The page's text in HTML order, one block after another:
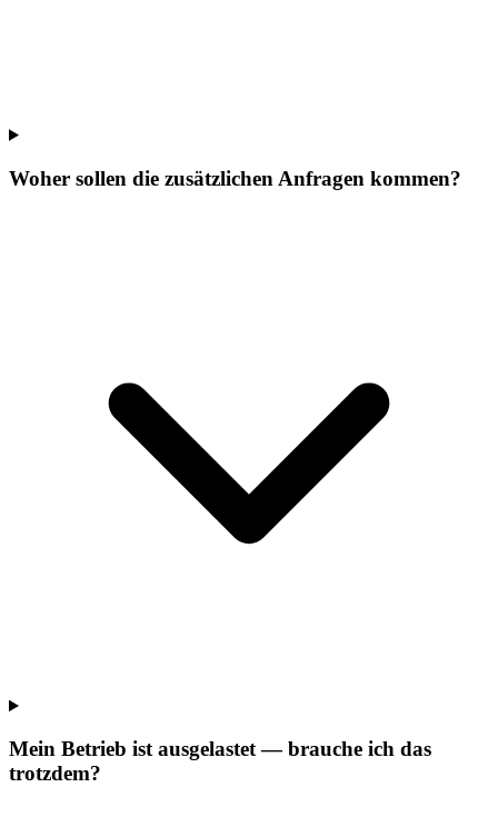
Woher sollen die zusätzlichen Anfragen kommen?
Mein Betrieb ist ausgelastet — brauche ich das
trotzdem?